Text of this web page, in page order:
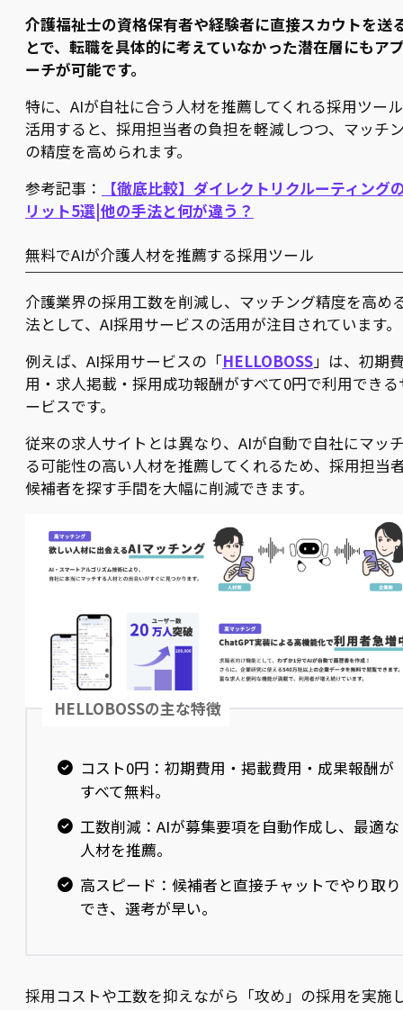
介護福祉士の資格保有者や経験者に直接スカウトを送
とで、転職を具体的に考えていなかった潜在層にもア
ーチが可能です。
特に、AIが自社に合う人材を推薦してくれる採用ツー
活用すると、採用担当者の負担を軽減しつつ、マッチ
の精度を高められます。
参考記事：
【徹底比較】ダイレクトリクルーティング
リット5選|他の手法と何が違う？
無料でAIが介護人材を推薦する採用ツール
介護業界の採用工数を削減し、マッチング精度を高め
法として、AI採用サービスの活用が注目されています。
例えば、AI採用サービスの「HELLOBOSS」は、初期
用・求人掲載・採用成功報酬がすべて0円で利用できる
ービスです。
従来の求人サイトとは異なり、AIが自動で自社にマッ
る可能性の高い人材を推薦してくれるため、採用担当
候補者を探す手間を大幅に削減できます。
HELLOBOSSの主な特徴
コスト0円：初期費用・掲載費用・成果報酬が
すべて無料。
工数削減：AIが募集要項を自動作成し、最適な
人材を推薦。
高スピード：候補者と直接チャットでやり取り
でき、選考が早い。
採用コストや工数を抑えながら「攻め」の採用を実施